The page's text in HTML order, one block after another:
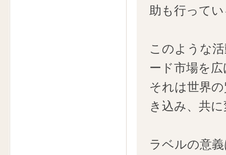
助も行って
このような
ード市場を
それは世界
き込み、共
ラベルの意